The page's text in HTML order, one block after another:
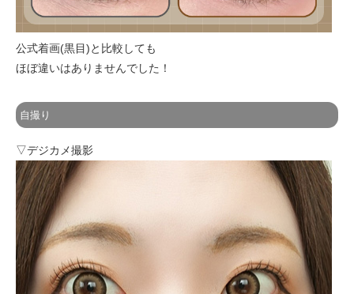
公式着画(黒目)と比較しても
ほぼ違いはありませんでした！
自撮り
▽デジカメ撮影